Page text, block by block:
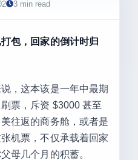
3 min read
包，回家的倒计时归
，这本该是一年中最期
票，斥资 $3000 甚至
往返的商务舱，或者是
机票，不仅承载着回家
母几个月的积蓄。